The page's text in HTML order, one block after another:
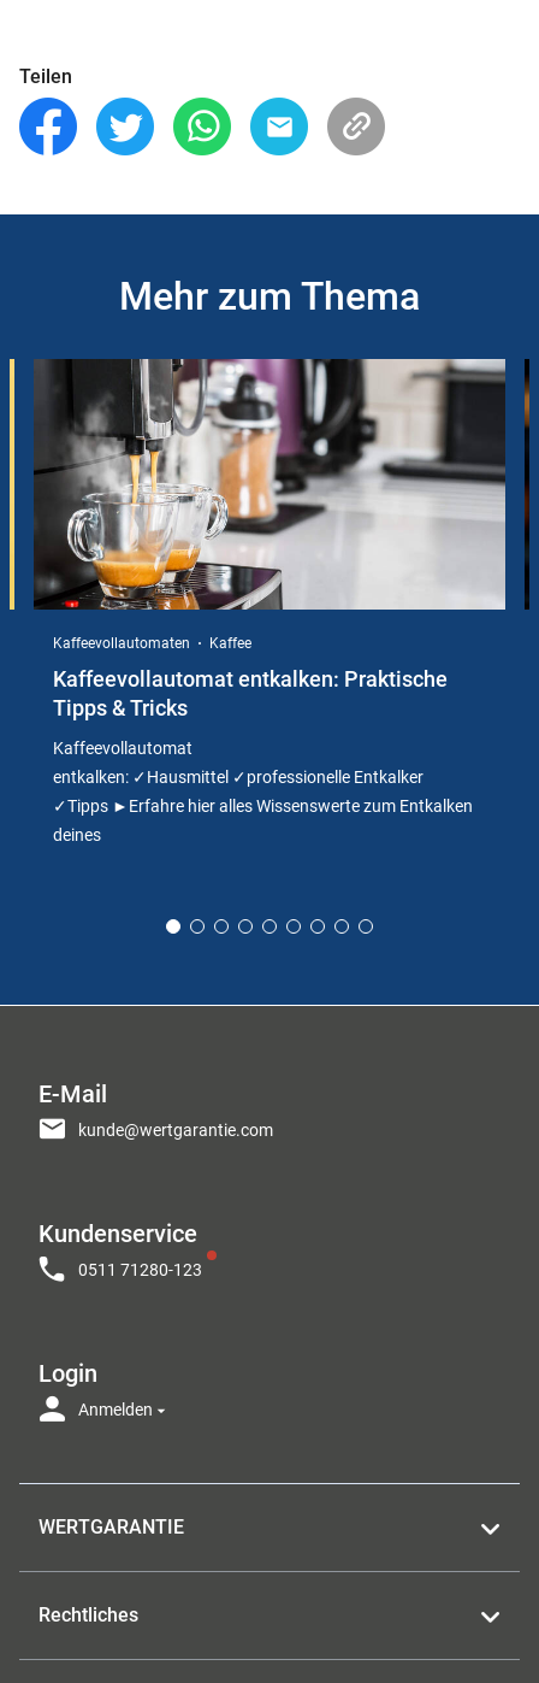
Teilen
Mehr zum Thema
Kaffeevollautomaten Kaffee
Kaffeevollautomat entkalken: Praktische
Tipps & Tricks
Kaffeevollautomat
entkalken: ✓Hausmittel ✓professionelle Entkalker
✓Tipps ►Erfahre hier alles Wissenswerte zum Entkalken
deines
E-Mail
kunde@wertgarantie.com
Kundenservice
0511 71280-123
Login
Anmelden
WERTGARANTIE
Rechtliches